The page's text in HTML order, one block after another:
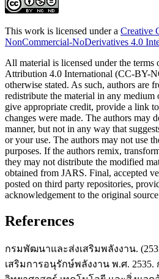
This work is licensed under a Creative
NonCommercial-NoDerivatives 4.0
All material is licensed under the terms
Attribution 4.0 International (CC-BY-
otherwise stated. As such, authors are
redistribute the material in any medium
give appropriate credit, provide a link
changes were made. The authors may
manner, but not in any way that
or your use. The authors may not use
purposes. If the authors remix,
they may not distribute the modified
obtained from JARS. Final, accepted
posted on third party repositories,
acknowledgement to the original
References
กรมพัฒนาและส่งเสริมพลังงาน.
เสริมการอนุรักษ์พลังงาน พ.ศ. 2535.